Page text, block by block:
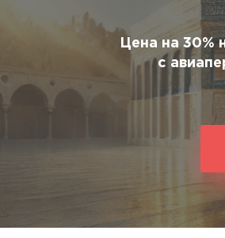
Страхование
Цена на 30%
с